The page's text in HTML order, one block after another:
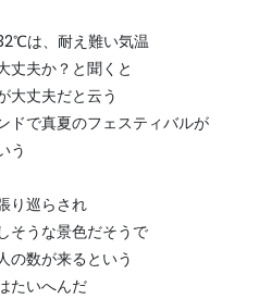
は、耐え難い気温
丈夫か？と聞くと
大丈夫だと云う
ドで真夏のフェスティバルが
う
り巡らされ
そうな景色だそうで
の数が来るという
たいへんだ